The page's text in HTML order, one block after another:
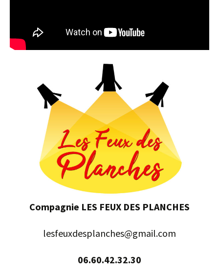
Compagnie LES FEUX DES PLANCHES
lesfeuxdesplanches@gmail.com
06.60.42.32.30